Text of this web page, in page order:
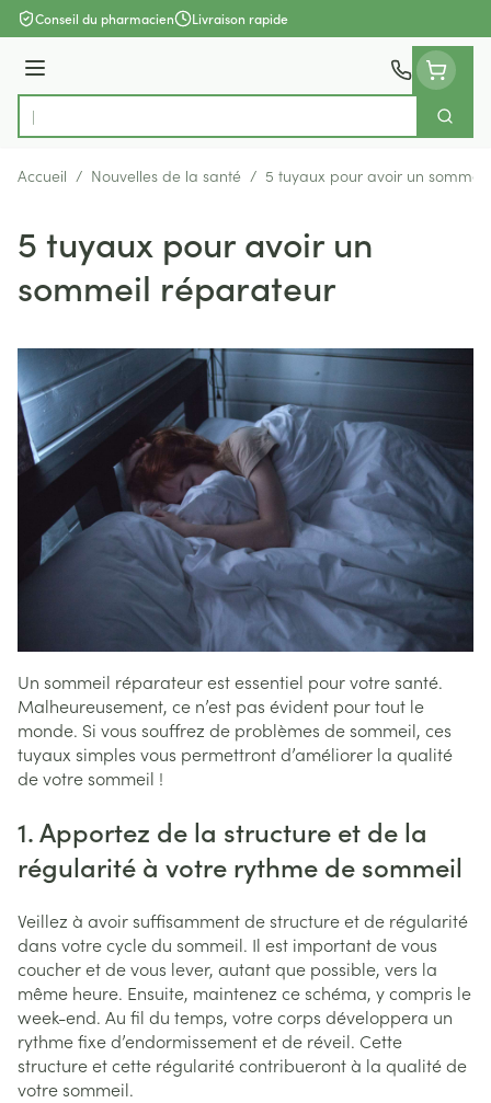
Aller au contenu
Conseil du pharmacien Livraison rapide
Menu
Rechercher
Accueil / Nouvelles de la santé / 5 tuyaux pour avoir un
5 tuyaux pour avoir un
sommeil réparateur
Un sommeil réparateur est essentiel pour votre santé.
Malheureusement, ce n’est pas évident pour tout le
monde. Si vous souffrez de problèmes de sommeil, ces
tuyaux simples vous permettront d’améliorer la qualité
de votre sommeil !
1. Apportez de la structure et de la
régularité à votre rythme de sommeil
Veillez à avoir suffisamment de structure et de régularité
dans votre cycle du sommeil. Il est important de vous
coucher et de vous lever, autant que possible, vers la
même heure. Ensuite, maintenez ce schéma, y compris le
week-end. Au fil du temps, votre corps développera un
rythme fixe d’endormissement et de réveil. Cette
structure et cette régularité contribueront à la qualité de
votre sommeil.